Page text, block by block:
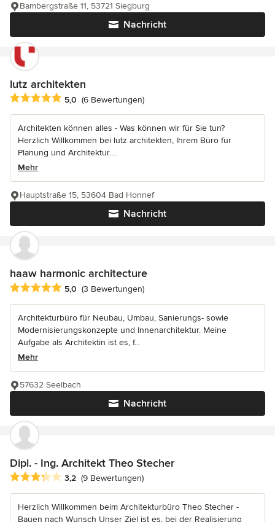
Nachricht
Bambergstraße 11, 53721 Siegburg
lutz architekten
Durchschnittliche Bewertung: 5 von 5 Sternen
5,0 (6 Bewertungen)
Architekten können alles - Was können wir für Sie tun?
Herzlich Willkommen bei lutz architekten, Ihrem Büro für
Planung und Architektur....
Mehr
Nachricht
Hauptstraße 15, 53604 Bad Honnef
haaw harmonic architecture
Durchschnittliche Bewertung: 5 von 5 Sternen
5,0 (3 Bewertungen)
Architekturbüro für Neubau, Umbau, Sanierungs- sowie
Modernisierungskonzepte und Innenarchitektur. Meine
Aufgabe als Architektin ist es, f...
Mehr
Nachricht
57632 Seelbach
Dipl. - Ing. Architekt Theo Stecher
Durchschnittliche Bewertung: 3.2 von 5 Sternen
3,2 (9 Bewertungen)
Herzlich Willkommen beim Architekturbüro Theo Stecher -
Bauen nach Wunsch Unser Ziel ist es, bei der Realisierung